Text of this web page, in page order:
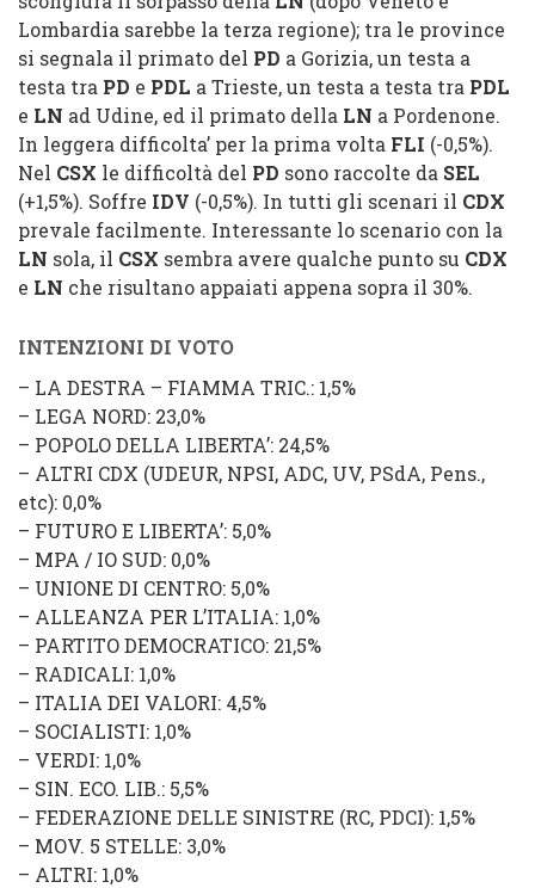
Lombardia sarebbe la terza regione); tra le province
si segnala il primato del PD a Gorizia, un testa a
testa tra PD e PDL a Trieste, un testa a testa tra PDL
e LN ad Udine, ed il primato della LN a Pordenone.
In leggera difficolta’ per la prima volta FLI (-0,5%).
Nel CSX le difficoltà del PD sono raccolte da SEL
(+1,5%). Soffre IDV (-0,5%). In tutti gli scenari il CDX
prevale facilmente. Interessante lo scenario con la
LN sola, il CSX sembra avere qualche punto su CDX
e LN che risultano appaiati appena sopra il 30%.
INTENZIONI DI VOTO
– LA DESTRA – FIAMMA TRIC.: 1,5%
– LEGA NORD: 23,0%
– POPOLO DELLA LIBERTA’: 24,5%
– ALTRI CDX (UDEUR, NPSI, ADC, UV, PSdA, Pens.,
etc): 0,0%
– FUTURO E LIBERTA’: 5,0%
– MPA / IO SUD: 0,0%
– UNIONE DI CENTRO: 5,0%
– ALLEANZA PER L’ITALIA: 1,0%
– PARTITO DEMOCRATICO: 21,5%
– RADICALI: 1,0%
– ITALIA DEI VALORI: 4,5%
– SOCIALISTI: 1,0%
– VERDI: 1,0%
– SIN. ECO. LIB.: 5,5%
– FEDERAZIONE DELLE SINISTRE (RC, PDCI): 1,5%
– MOV. 5 STELLE: 3,0%
– ALTRI: 1,0%